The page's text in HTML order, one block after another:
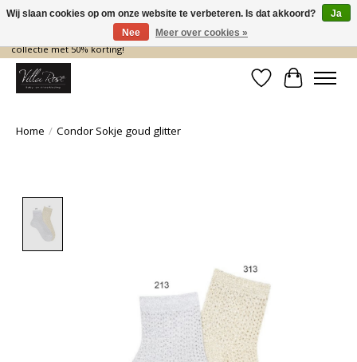
De nieuwe collectie komt eraan… en wij maken ruimte! Shop nu de zomer
collectie met 50% korting!
Verlanglijst
Home / Condor Sokje goud glitter
Wij slaan cookies op om onze website te verbeteren. Is dat akkoord?
Ja
Nee
Meer over cookies »